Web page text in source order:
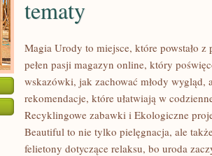
tematy
Magia Urody to miejsce, które powstało
pełen pasji magazyn online, który
wskazówki, jak zachować młody wygląd,
rekomendacje, które ułatwiają w
Recyklingowe zabawki i Ekologiczne
Beautiful to nie tylko pielęgnacja, ale
felietony dotyczące relaksu, bo uroda